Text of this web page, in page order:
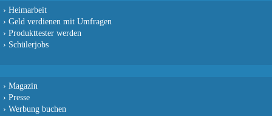
› Heimarbeit
› Geld verdienen mit Umfragen
› Produkttester werden
› Schülerjobs
› Magazin
› Presse
› Werbung buchen